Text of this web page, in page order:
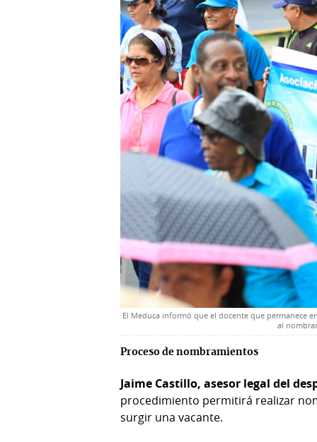
El Meduca informó que el docente que permanece
al
Proceso de nombramientos
Jaime Castillo, asesor legal del
procedimiento permitirá realizar
surgir una vacante.